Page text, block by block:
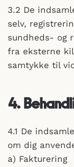
3.2 De
selv,
sundheds- og
fra eksterne
samtykke til
4.
4.1 De
om dig
a) Fakturering